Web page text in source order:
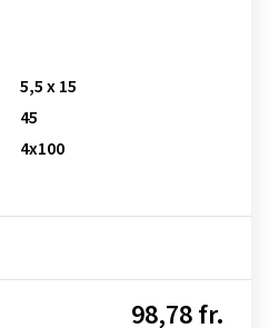
5,5 x 15
45
4x100
98,78 fr.